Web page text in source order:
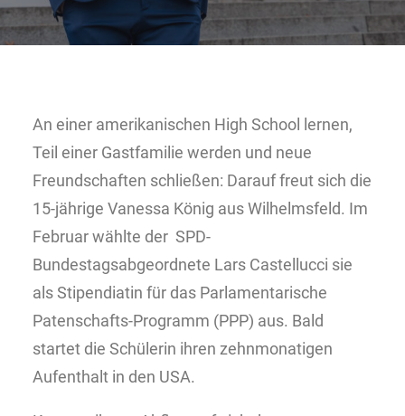
An einer amerikanischen High School lernen,
Teil einer Gastfamilie werden und neue
Freundschaften schließen: Darauf freut sich die
15-jährige Vanessa König aus Wilhelmsfeld. Im
Februar wählte der SPD-
Bundestagsabgeordnete Lars Castellucci sie
als Stipendiatin für das Parlamentarische
Patenschafts-Programm (PPP) aus. Bald
startet die Schülerin ihren zehnmonatigen
Aufenthalt in den USA.